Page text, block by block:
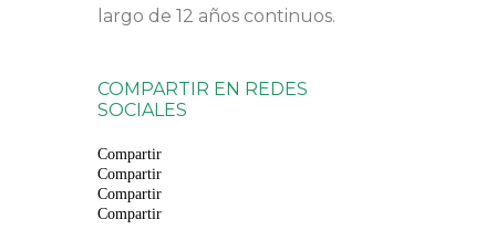
largo de 12 años continuos.
COMPARTIR EN REDES
SOCIALES
Compartir
Compartir
Compartir
Compartir